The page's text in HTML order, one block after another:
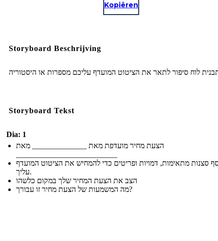
Kopiëren
Storyboard Beschrijving
Storyboard Tekst
Dia: 1
הצעת מחיר מועדפת מאת ______________ מאת
סצנות מתאימות, דמויות ופריטים כדי להמחיש את הציטוט המועדף
עליך.
הצב את הצעת המחיר שלך במקום כלשהו
מה המשמעות של הצעת מחיר זו עבורך?